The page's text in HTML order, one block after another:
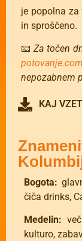
je popolna
in sproščeno.
📧 Za točen
potovanje.com
nepozabnem
KAJ
Bogota:
čiča drinks,
Medelin:
kulturo,